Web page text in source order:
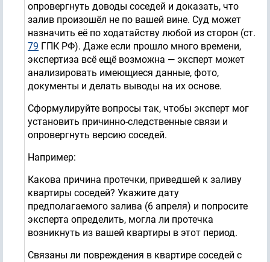
опровергнуть доводы соседей и доказать, что
залив произошёл не по вашей вине. Суд может
назначить её по ходатайству любой из сторон (ст.
79 ГПК РФ). Даже если прошло много времени,
экспертиза всё ещё возможна — эксперт может
анализировать имеющиеся данные, фото,
документы и делать выводы на их основе.
Сформулируйте вопросы так, чтобы эксперт мог
установить причинно-следственные связи и
опровергнуть версию соседей.
Например:
Какова причина протечки, приведшей к заливу
квартиры соседей? Укажите дату
предполагаемого залива (6 апреля) и попросите
эксперта определить, могла ли протечка
возникнуть из вашей квартиры в этот период.
Связаны ли повреждения в квартире соседей с